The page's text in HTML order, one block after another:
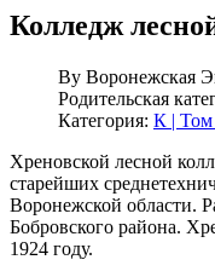
Колледж
By Воронежская
Родительская
Категория: К |
Хреновской лесной
старейших
Воронежской области.
Бобровского района.
1924 году.